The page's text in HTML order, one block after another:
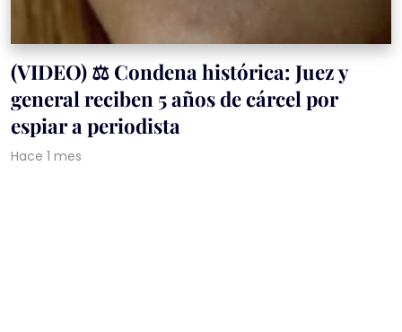
(VIDEO) ⚖️ Condena histórica: Juez y
general reciben 5 años de cárcel por
espiar a periodista
Hace 1 mes